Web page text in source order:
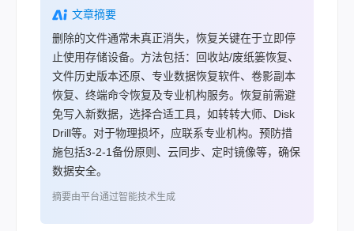
文章摘要
删除的文件通常未真正消失，恢复关键在于立即停
止使用存储设备。方法包括：回收站/废纸篓恢复、
文件历史版本还原、专业数据恢复软件、卷影副本
恢复、终端命令恢复及专业机构服务。恢复前需避
免写入新数据，选择合适工具，如转转大师、Disk
Drill等。对于物理损坏，应联系专业机构。预防措
施包括3-2-1备份原则、云同步、定时镜像等，确保
数据安全。
摘要由平台通过智能技术生成